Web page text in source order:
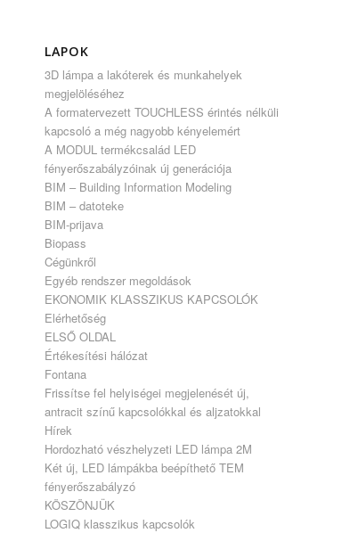
LAPOK
3D lámpa a lakóterek és munkahelyek
megjelöléséhez
A formatervezett TOUCHLESS érintés nélküli
kapcsoló a még nagyobb kényelemért
A MODUL termékcsalád LED
fényerőszabályzóinak új generációja
BIM – Building Information Modeling
BIM – datoteke
BIM-prijava
Biopass
Cégünkről
Egyéb rendszer megoldások
EKONOMIK KLASSZIKUS KAPCSOLÓK
Elérhetőség
ELSŐ OLDAL
Értékesítési hálózat
Fontana
Frissítse fel helyiségei megjelenését új,
antracit színű kapcsolókkal és aljzatokkal
Hírek
Hordozható vészhelyzeti LED lámpa 2M
Két új, LED lámpákba beépíthető TEM
fényerőszabályzó
KÖSZÖNJÜK
LOGIQ klasszikus kapcsolók